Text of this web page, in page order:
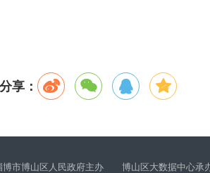
分享：
博市博山区人民政府主办 博山区大数据中心承